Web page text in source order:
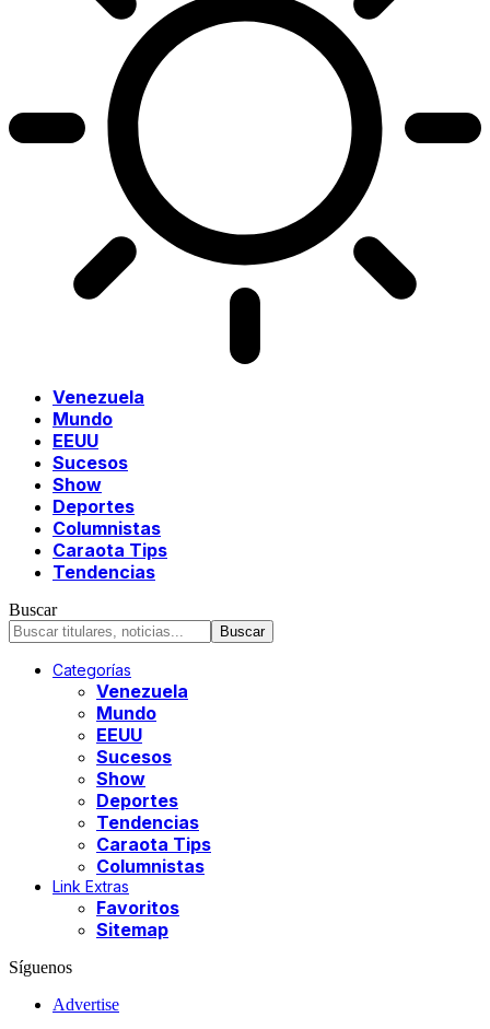
Venezuela
Mundo
EEUU
Sucesos
Show
Deportes
Columnistas
Caraota Tips
Tendencias
Buscar
Categorías
Venezuela
Mundo
EEUU
Sucesos
Show
Deportes
Tendencias
Caraota Tips
Columnistas
Link Extras
Favoritos
Sitemap
Síguenos
Advertise